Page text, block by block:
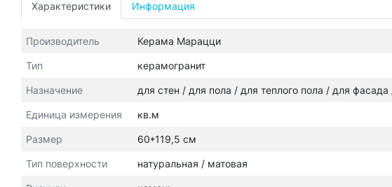
Характеристики Информация
Производитель Керама Марацци
Тип керамогранит
Назначение для стен / для пола / для теплого пола / для
Единица измерения кв.м
Размер 60*119,5 см
Тип поверхности натуральная / матовая